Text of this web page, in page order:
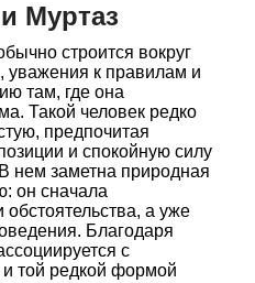
Муртаз
строится вокруг
уважения к правилам и
там, где она
Такой человек редко
предпочитая
и спокойную силу
нем заметна природная
он сначала
а уже
Благодаря
с
той редкой формой